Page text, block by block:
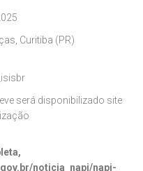
Curitiba (PR)
será disponibilizado site
noticia_napi/napi-